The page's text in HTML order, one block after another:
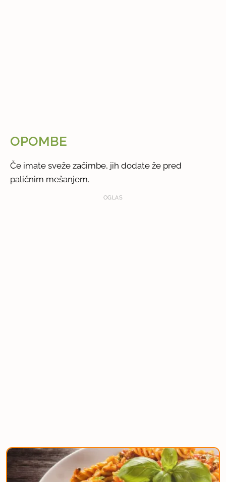
OPOMBE
Če imate sveže začimbe, jih dodate že pred
paličnim mešanjem.
OGLAS